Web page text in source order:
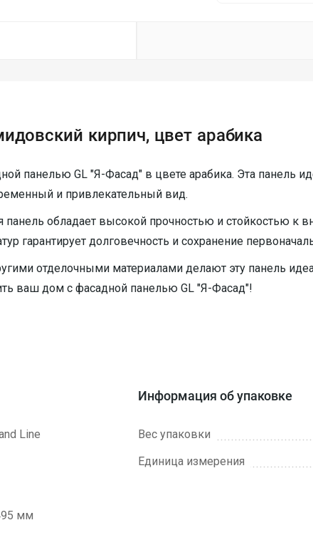
кирпич, цвет арабика
панелью GL "Я-Фасад" в цвете арабика. Эта панель
и привлекательный вид.
обладает высокой прочностью и стойкостью к
гарантирует долговечность и сохранение
отделочными материалами делают эту панель
ваш дом с фасадной панелью GL "Я-Фасад"!
Line
мм
Информация об упаковке
Вес упаковки
Единица измерения